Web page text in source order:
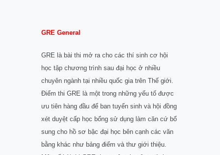
GRE General
GRE là bài thi mở ra cho các thí sinh cơ hội
học tập chương trình sau đại học ở nhiều
chuyên ngành tại nhiều quốc gia trên Thế giới.
Điểm thi GRE là một trong những yếu tố được
ưu tiên hàng đầu để ban tuyển sinh và hội đồng
xét duyệt cấp học bổng sử dụng làm căn cứ bổ
sung cho hồ sơ bậc đại học bên cạnh các văn
bằng khác như bảng điểm và thư giới thiệu.